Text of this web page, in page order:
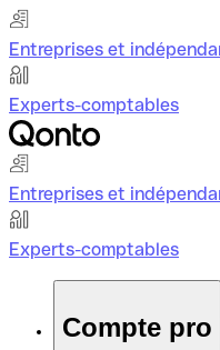
Entreprises et
Experts-comptables
Entreprises et
Experts-comptables
Compte pro